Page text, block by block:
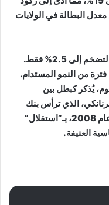
بحلول أواخر عام 1982، بلغ معدل البطالة في الولايات
ولكن بحلول منتصف عام 1983، انخفض التضخم إلى 2.5% فقط.
فترة من النمو المستدام.
يُذكر كبطل بين
الذي ترأس بنك
الاحتياطي الفيدرالي خلال الأزمة المالية عام 2008، بـ”استقلال”
العنيفة.